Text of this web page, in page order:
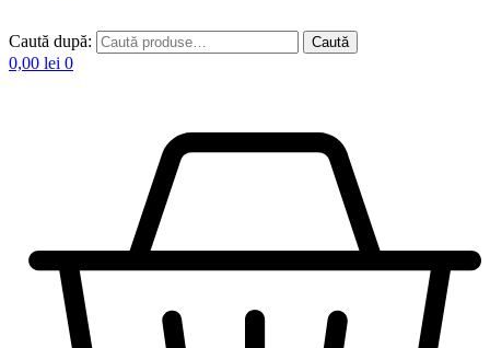
Caută după: Caută
0,00 lei 0